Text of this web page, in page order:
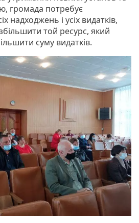
громада потребує
надходжень і усіх видатків,
той ресурс, який
суму видатків.